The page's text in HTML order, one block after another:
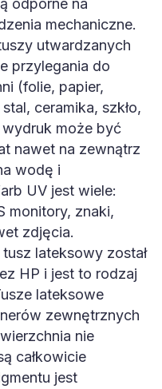
odporne na
mechaniczne.
utwardzanych
przylegania do
(folie, papier,
ceramika, szkło,
może być
nawet na zewnątrz
wodę i
UV jest wiele:
monitory, znaki,
zdjęcia.
tusz lateksowy został
HP i jest to rodzaj
lateksowe
zewnętrznych
nie
całkowicie
jest